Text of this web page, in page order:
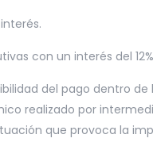
con un interés del
del pago dentro
realizado por
que provoca la